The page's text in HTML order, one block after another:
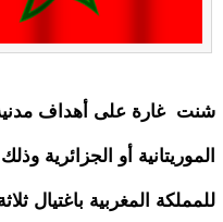
شنت غارة على أهداف
الموريتانية أو الجزائرية
للمملكة المغربية باغتيال